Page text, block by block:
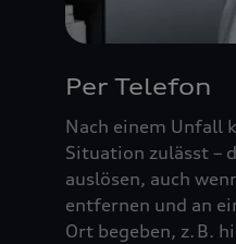
Per Telefon
Nach einem Unfall
Situation zulässt –
auslösen, auch
entfernen und an
Ort begeben, z. B.